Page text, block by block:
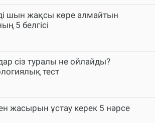
шын жақсы көре алмайтын
5 белгісі
сіз туралы не ойлайды?
тест
жасырын ұстау керек 5 нәрсе